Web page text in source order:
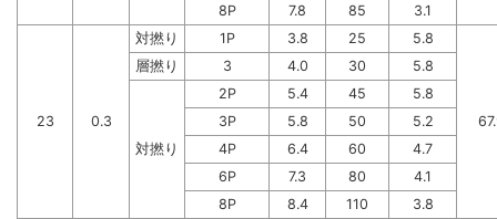
8P
7.8 85 3.1
23 0.3
対撚り 1P 3.8 25 5.8
層撚り 3 4.0 30 5.8
対撚り
2P 5.4 45
5.8
3P
5.8 50
5.2
4P
6.4 60
4.7
6P
7.3 80
4.1
8P
8.4 110 3.8